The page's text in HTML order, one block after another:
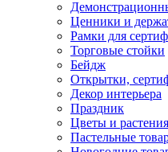
Ценники и
Рамки для
Торговые стойки
Бейдж
Открытки,
Декор интерьера
Праздник
Цветы и растения
Пастельные